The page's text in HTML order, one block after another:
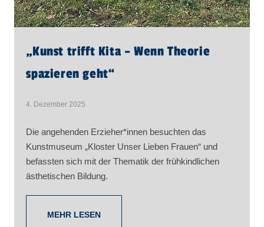
„Kunst trifft Kita – Wenn Theorie
spazieren geht“
4. Dezember 2025
Die angehenden Erzieher*innen besuchten das
Kunstmuseum „Kloster Unser Lieben Frauen“ und
befassten sich mit der Thematik der frühkindlichen
ästhetischen Bildung.
MEHR LESEN